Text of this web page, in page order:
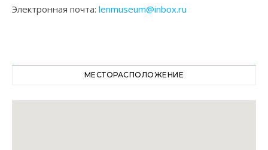
Электронная почта: lenmuseum@inbox.ru
МЕСТОРАСПОЛОЖЕНИЕ